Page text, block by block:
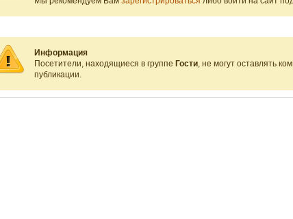
Информация
Посетители, находящиеся в группе Гости, не могут оставлять
публикации.